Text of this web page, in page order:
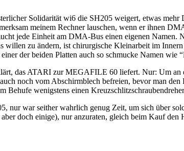
Solidarität wi6 die SH205 weigert, etwas
meinem Rechner lauschen, wenn er ihnen
jede Einheit am DMA-Bus einen eigenen
zu ändern, ist chirurgische Kleinarbeit im
der beiden Platten auch so schmucke Namen wie
das ATARI zur MEGAFILE 60 liefert. Nur: Um
noch vom Abschirmblech befreien, bevor man
wenigstens einen
nur war seither wahrlich genug Zeit, um sich über
doch einige), nur anzuraten, gleich beim Kauf den